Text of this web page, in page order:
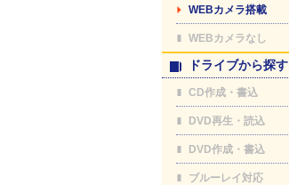
WEBカメラ搭載
WEBカメラなし
ドライブから探す
CD作成・書込
DVD再生・読込
DVD作成・書込
ブルーレイ対応